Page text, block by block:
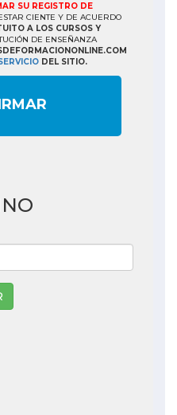
SU REGISTRO DE
CIENTE Y DE ACUERDO
A LOS CURSOS Y
DE ENSEÑANZA
DEL SITIO.